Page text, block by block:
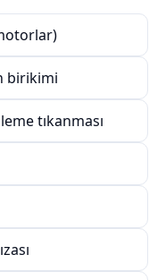
birikimi
tıkanması